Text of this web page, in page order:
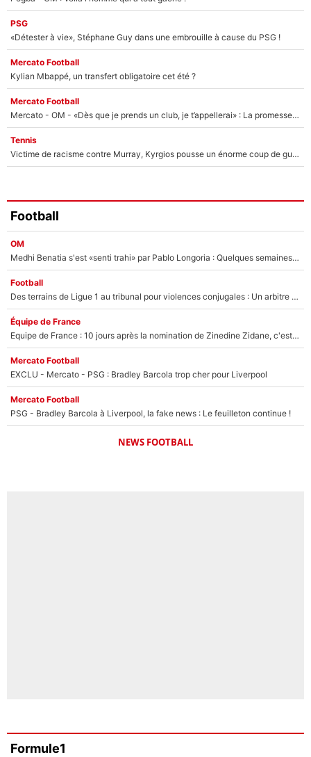
PSG
«Détester à vie», Stéphane Guy dans une embrouille à cause du PSG !
Mercato Football
Kylian Mbappé, un transfert obligatoire cet été ?
Mercato Football
Mercato - OM - «Dès que je prends un club, je t’appellerai» : La promesse de Marcelino au moment de claquer la porte
Tennis
Victime de racisme contre Murray, Kyrgios pousse un énorme coup de gueule !
Football
OM
Medhi Benatia s'est «senti trahi» par Pablo Longoria : Quelques semaines après son départ, l'ancien directeur de football de l'OM règle ses comptes
Football
Des terrains de Ligue 1 au tribunal pour violences conjugales : Un arbitre français encourt une peine de 18 mois de prison !
Équipe de France
Equipe de France : 10 jours après la nomination de Zinedine Zidane, c'est au tour de son fils de prendre un nouveau départ !
Mercato Football
EXCLU - Mercato - PSG : Bradley Barcola trop cher pour Liverpool
Mercato Football
PSG - Bradley Barcola à Liverpool, la fake news : Le feuilleton continue !
NEWS FOOTBALL
Formule1